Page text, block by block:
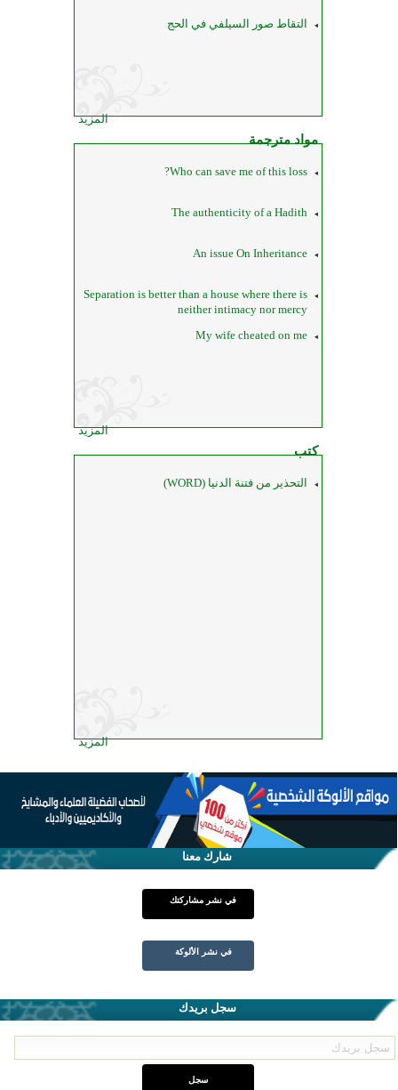
التقاط صور السيلفي في الحج
المزيد
مواد مترجمة
Who can save me of this loss?
The authenticity of a Hadith
An issue On Inheritance
Separation is better than a house where there is
neither intimacy nor mercy
My wife cheated on me
المزيد
كتب
التحذير من فتنة الدنيا (WORD)
المزيد
شارك معنا
في نشر مشاركتك
في نشر الألوكة
سجل بريدك